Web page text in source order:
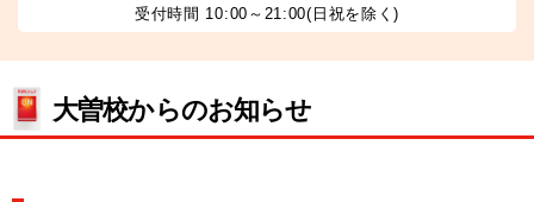
受付時間 10:00～21:00(日祝を除く)
大曽校からのお知らせ